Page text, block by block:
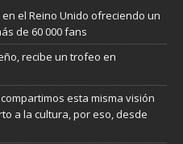
el Reino Unido ofreciendo un
de 60 000 fans
recibe un trofeo en
esta misma visión
a la cultura, por eso, desde